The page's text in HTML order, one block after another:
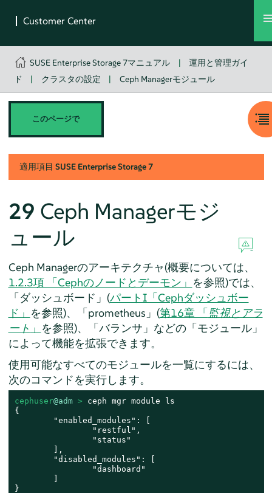
SUSE Enterprise Storage 7マニュアル |
運用と管理ガイ
ド
| クラスタの設定 | Ceph Managerモジュール
このページで
適用項目 SUSE Enterprise Storage7
29 Ceph Managerモジ
ュール
Ceph Managerのアーキテクチャ(概要については、
1.2.3項 「Cephのノードとデーモン」 を参照)では、
「ダッシュボード」(パートI「Cephダッシュボー
ド」 を参照)、「prometheus」(第16章 「監視とアラ
ート 」 を参照)、「バランサ」などの「モジュール」
によって機能を拡張できます。
使用可能なすべてのモジュールを一覧にするには、
次のコマンドを実行します。
cephuser@adm > ceph mgr module ls
{
        "enabled_modules": [
                "restful",
                "status"
        ],
        "disabled_modules": [
                "dashboard"
}